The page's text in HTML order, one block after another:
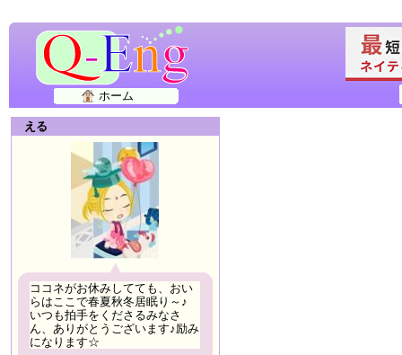
ホーム
える
ココネがお休みしてても、おい
らはここで春夏秋冬居眠り～♪
いつも拍手をくださるみなさ
ん、ありがとうございます♪励み
になります☆